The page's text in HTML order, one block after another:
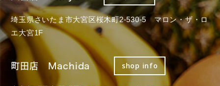
埼玉県さいたま市大宮区桜木町2-530-5 マロン・ザ・ロ
エ大宮1F
町田店 Machida shop info